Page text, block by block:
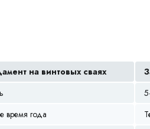
на винтовых сваях
время года